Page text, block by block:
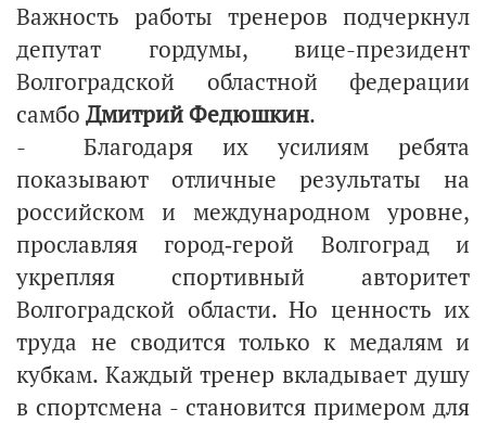
Важность работы тренеров подчеркнул
депутат гордумы, вице-президент
Волгоградской областной федерации
самбо Дмитрий Федюшкин.
- Благодаря их усилиям ребята
показывают отличные результаты на
российском и международном уровне,
прославляя город‑герой Волгоград и
укрепляя спортивный авторитет
Волгоградской области. Но ценность их
труда не сводится только к медалям и
кубкам. Каждый тренер вкладывает душу
в спортсмена - становится примером для